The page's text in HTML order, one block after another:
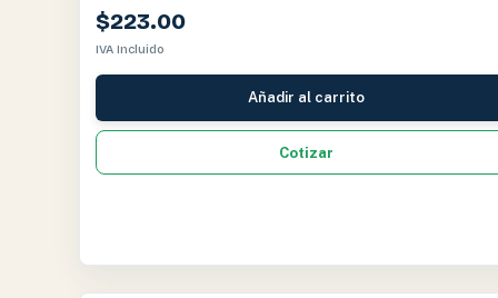
$223.00
IVA Incluido
Añadir al carrito
Cotizar